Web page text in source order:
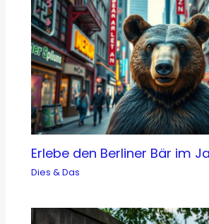
Erlebe den Berliner Bär im
Dies & Das